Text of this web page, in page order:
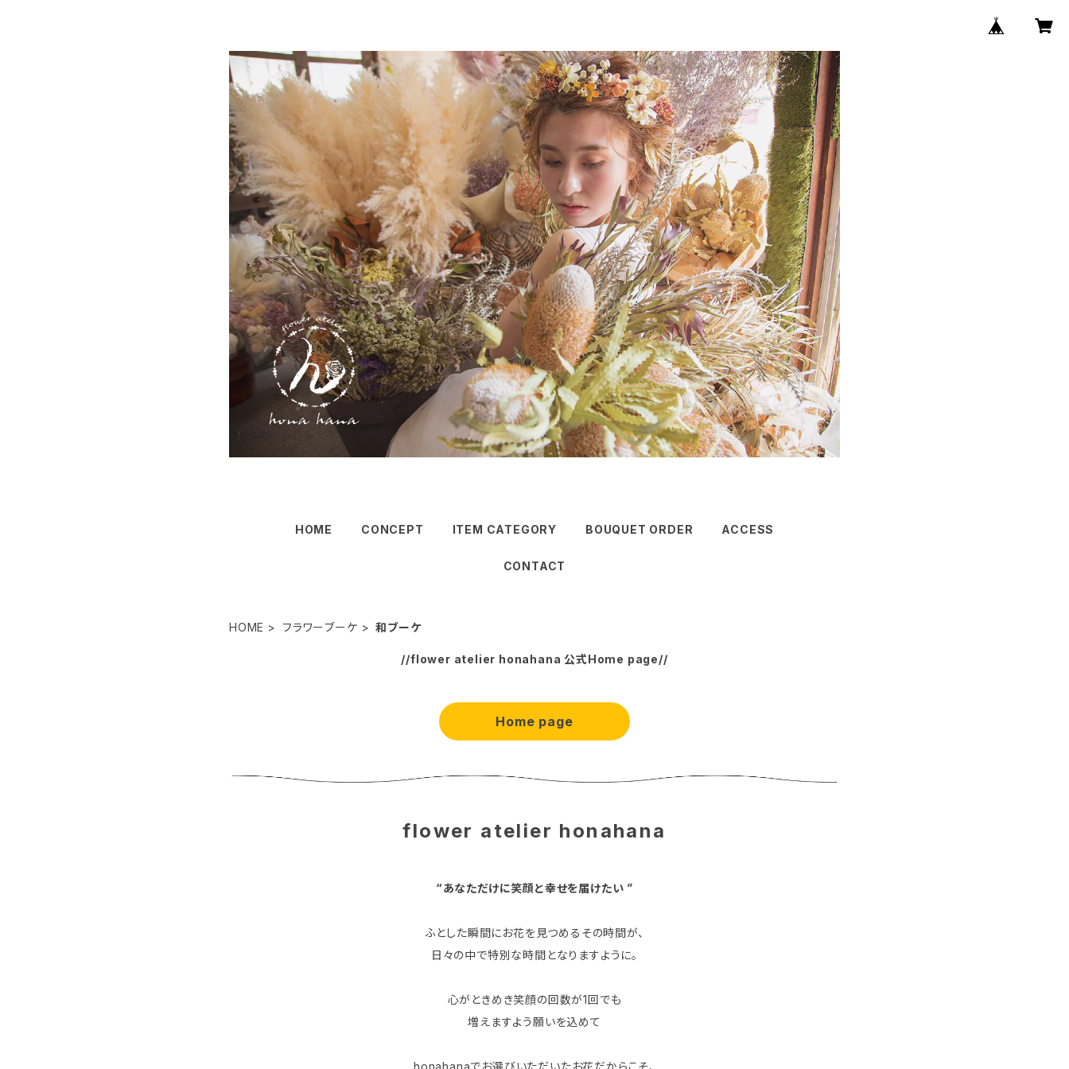
HOME CONCEPT ITEM CATEGORY BOUQUET ORDER ACCESS
CONTACT
HOME フラワーブーケ 和ブーケ
//flower atelier honahana 公式Home page//
Home page
flower atelier honahana
“あなただけに笑顔と幸せを届けたい ”
ふとした瞬間にお花を見つめるその時間が、
日々の中で特別な時間となりますように。
心がときめき笑顔の回数が1回でも
増えますよう願いを込めて